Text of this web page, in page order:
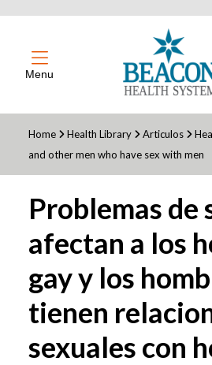
Menu
Home Health Library Articulos
and other men who have sex with men
Problemas de
afectan a los
gay y los
tienen
sexuales con